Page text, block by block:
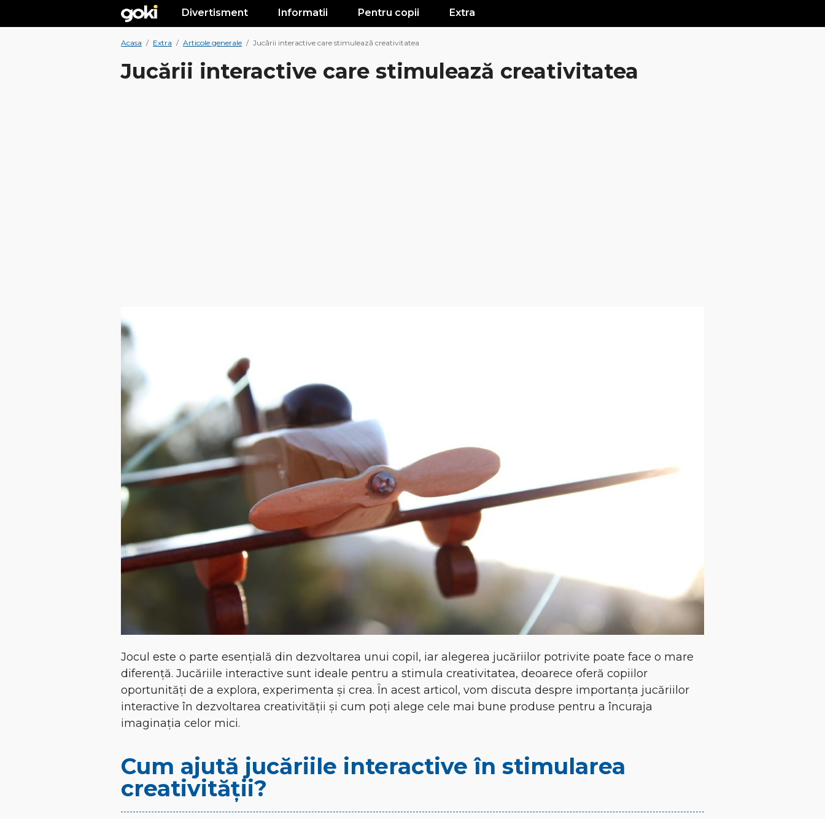
Divertisment Informatii Pentru copii Extra
Acasa / Extra / Articole generale / Jucării interactive care stimulează creativitatea
Jucării interactive care stimulează creativitatea
Jocul este o parte esențială din dezvoltarea unui copil, iar alegerea jucăriilor potrivite poate face o mare
diferență. Jucăriile interactive sunt ideale pentru a stimula creativitatea, deoarece oferă copiilor
oportunități de a explora, experimenta și crea. În acest articol, vom discuta despre importanța jucăriilor
interactive în dezvoltarea creativității și cum poți alege cele mai bune produse pentru a încuraja
imaginația celor mici.
Cum ajută jucăriile interactive în stimularea
creativității?